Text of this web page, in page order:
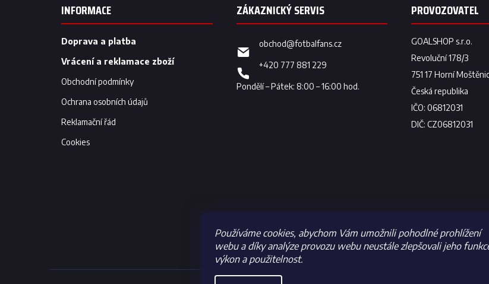
Používáme cookies, abychom Vám umožnili pohodlné prohlížení
webu a díky analýze provozu webu neustále zlepšovali jeho
výkon a použitelnost.
INFORMACE
Doprava a platba
Vrácení a reklamace zboží
Obchodní podmínky
Ochrana osobních údajů
Reklamační řád
Cookies
obchod@fotbalfans.cz
+420 777 881 229